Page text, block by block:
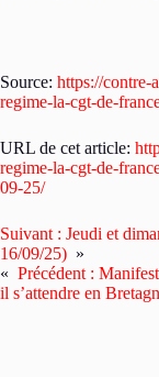
Source: https://contre-
regime-la-cgt-de-
URL de cet article:
regime-la-cgt-de-
09-25/
Suivant : Jeudi et
16/09/25) »
« Précédent :
il s’attendre en